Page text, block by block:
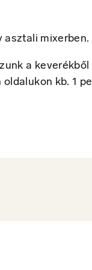
asztali mixerben.
a keverékből
kb. 1